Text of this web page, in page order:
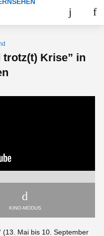
trotz(t) Krise” in
KINO-MODUS
(13. Mai bis 10. September